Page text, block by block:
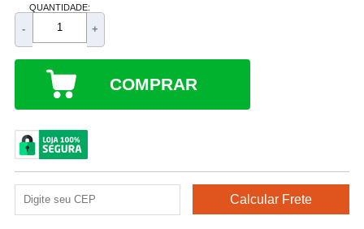
QUANTIDADE:
- +
COMPRAR